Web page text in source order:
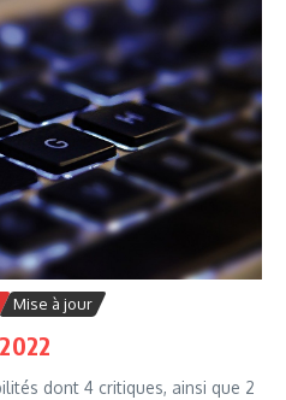
Mise à jour
dont 4 critiques, ainsi que 2